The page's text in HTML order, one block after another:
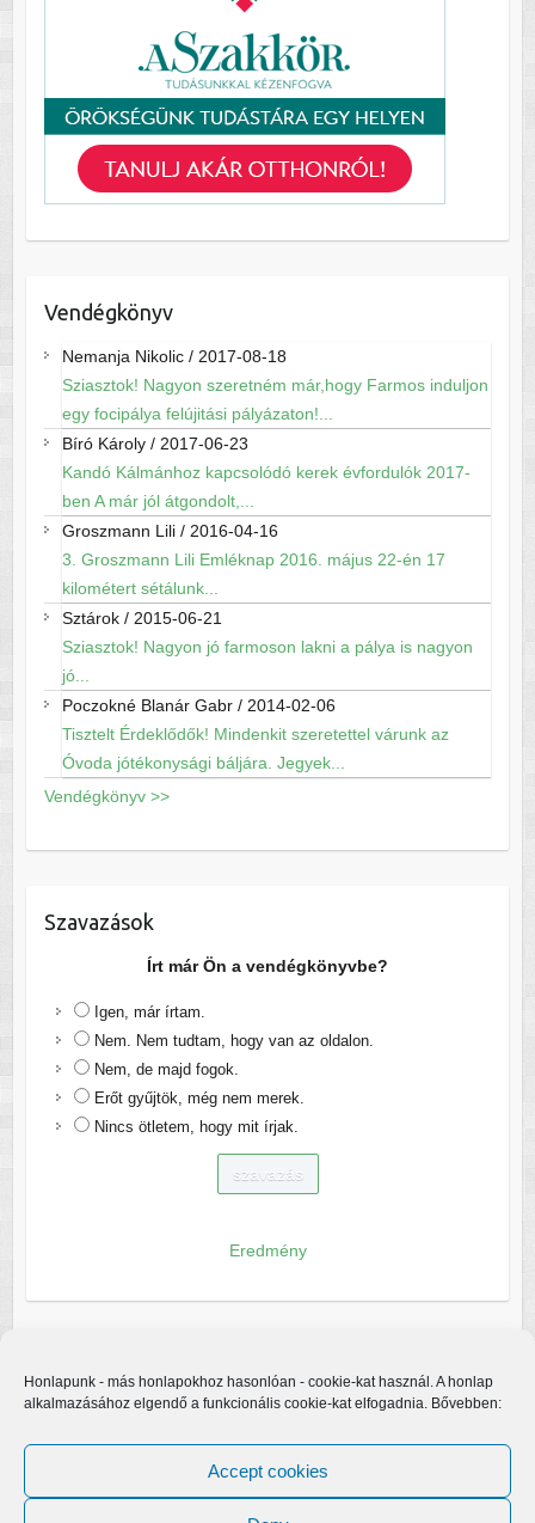
Honlapunk - más honlapokhoz hasonlóan - cookie-kat használ. A honlap
alkalmazásához elgendő a funkcionális cookie-kat elfogadnia. Bővebben:
Accept cookies
Vendégkönyv
Nemanja Nikolic/ 2017-08-18
Sziasztok! Nagyon szeretném már,hogy Farmos induljon
egy focipálya felújitási pályázaton!...
Bíró Károly/ 2017-06-23
Kandó Kálmánhoz kapcsolódó kerek évfordulók 2017-
ben A már jól átgondolt,...
Groszmann Lili/ 2016-04-16
3. Groszmann Lili Emléknap 2016. május 22-én 17
kilométert sétálunk...
Sztárok/ 2015-06-21
Sziasztok! Nagyon jó farmoson lakni a pálya is nagyon
jó...
Poczokné Blanár Gabr/ 2014-02-06
Tisztelt Érdeklődők! Mindenkit szeretettel várunk az
Óvoda jótékonysági báljára. Jegyek...
Vendégkönyv >>
Szavazások
Írt már Ön a vendégkönyvbe?
Igen, már írtam.
Nem. Nem tudtam, hogy van az oldalon.
Nem, de majd fogok.
Erőt gyűjtök, még nem merek.
Nincs ötletem, hogy mit írjak.
Eredmény